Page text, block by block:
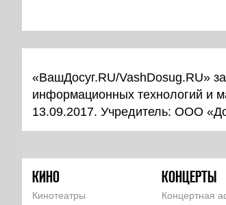
«ВашДосуг.RU/VashDosug.RU»
информационных технологий и
13.09.2017. Учредитель: ООО
КИНО
Кинотеатры
КОНЦЕРТЫ
Концертная